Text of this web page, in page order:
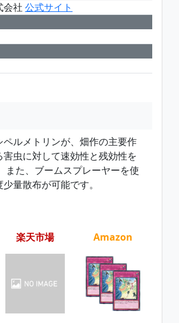
会社 公式サイト
ペルメトリンが、畑作の主要作
虫に対して速効性と残効性を
また、ブームスプレーヤーを使
量散布が可能です。
楽天市場 Amazon